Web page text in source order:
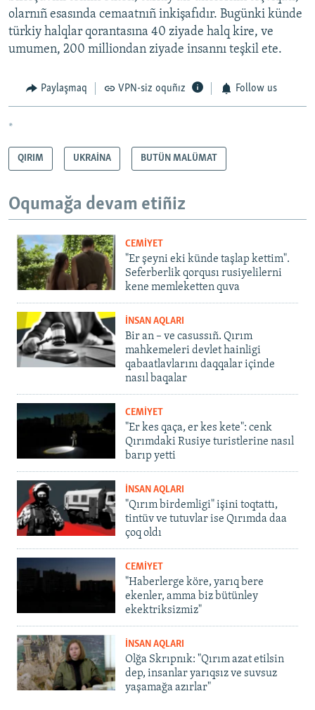
olarnıñ esasında cemaatnıñ inkişafıdır. Bugünki künde
türkiy halqlar qorantasına 40 ziyade halq kire, ve
umumen, 200 milliondan ziyade insannı teşkil ete.
Paylaşmaq VPN-siz oquñız Follow us
*
QIRIM UKRAİNA BUTÜN MALÜMAT
Oqumağa devam etiñiz
CEMİYET
"Er şeyni eki künde taşlap kettim".
Seferberlik qorqusı rusiyelilerni
kene memleketten quva
İNSAN AQLARI
Bir an – ve casussıñ. Qırım
mahkemeleri devlet hainligi
qabaatlavlarını daqqalar içinde
nasıl baqalar
CEMİYET
"Er kes qaça, er kes kete": cenk
Qırımdaki Rusiye turistlerine nasıl
barıp yetti
İNSAN AQLARI
"Qırım birdemligi" işini toqtattı,
tintüv ve tutuvlar ise Qırımda daa
çoq oldı
CEMİYET
"Haberlerge köre, yarıq bere
ekenler, amma biz bütünley
ekektriksizmiz"
İNSAN AQLARI
Olğa Skrıpnık: "Qırım azat etilsin
dep, insanlar yarıqsız ve suvsuz
yaşamağa azırlar"